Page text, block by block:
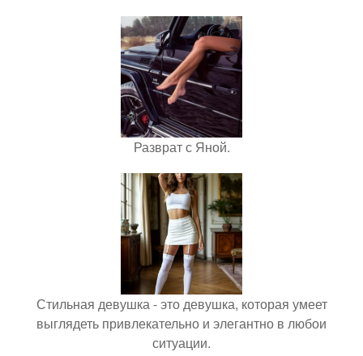
Разврат с Яной.
Стильная девушка - это девушка, которая умеет
выглядеть привлекательно и элегантно в любои
ситуации.